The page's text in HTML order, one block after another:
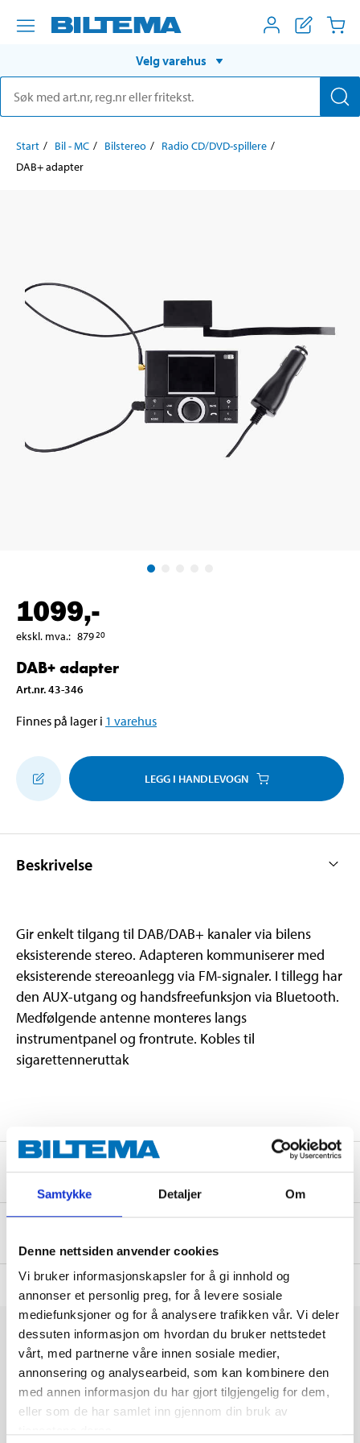
Samtykke Detaljer Om
Denne nettsiden anvender cookies
Vi bruker informasjonskapsler for å gi innhold og
annonser et personlig preg, for å levere sosiale
mediefunksjoner og for å analysere trafikken vår. Vi deler
dessuten informasjon om hvordan du bruker nettstedet
vårt, med partnerne våre innen sosiale medier,
annonsering og analysearbeid, som kan kombinere den
med annen informasjon du har gjort tilgjengelig for dem,
eller som de har samlet inn gjennom din bruk av
Velg varehus
Start Bil - MC Bilstereo
Radio CD/DVD-spillere
DAB+ adapter
1099,-
ekskl. mva.: 87920
DAB+ adapter
Art.nr.43-346
Finnes på lager i 1 varehus
LEGG I HANDLEVOGN
Beskrivelse
Gir enkelt tilgang til DAB/DAB+ kanaler via bilens
eksisterende stereo. Adapteren kommuniserer med
eksisterende stereoanlegg via FM-signaler. I tillegg har
den AUX-utgang og handsfreefunksjon via Bluetooth.
Medfølgende antenne monteres langs
instrumentpanel og frontrute. Kobles til
sigarettenneruttak
Sikkerhetsinformasjon og øvrige dokumenter